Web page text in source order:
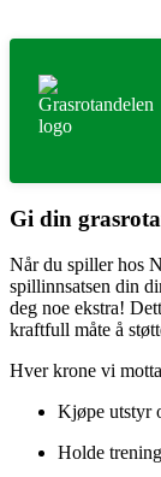
Gi din
Når du spiller hos
spillinnsatsen din
deg noe ekstra!
kraftfull måte å
Hver krone vi
Kjøpe utstyr
Holde